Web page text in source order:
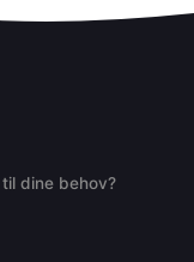
dine behov?